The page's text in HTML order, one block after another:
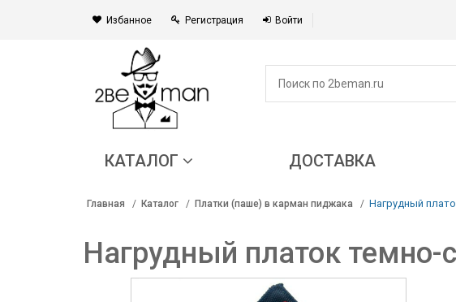
Избанное Регистрация Войти
КАТАЛОГ ДОСТАВКА
Главная Каталог Платки (паше) в карман пиджака Нагрудный
Нагрудный платок темно-